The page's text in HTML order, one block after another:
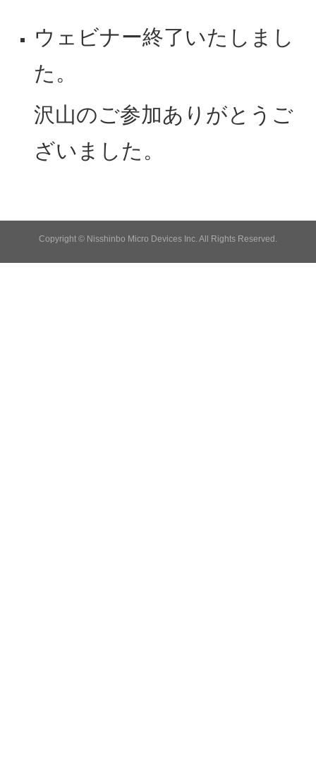
ウェビナー終了いたしまし
た。
沢山のご参加ありがとうご
ざいました。
Copyright © Nisshinbo Micro Devices Inc. All Rights Reserved.